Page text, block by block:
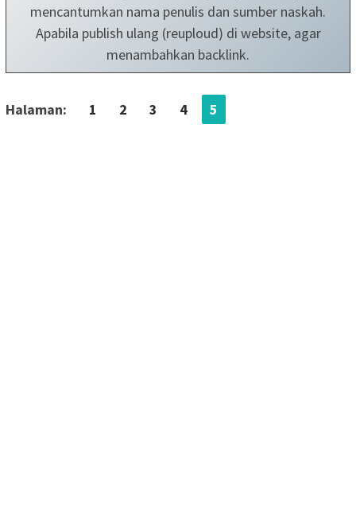
mencantumkan nama penulis dan sumber naskah.
Apabila publish ulang (reuploud) di website, agar
menambahkan backlink.
Halaman: 1 2 3 4 5